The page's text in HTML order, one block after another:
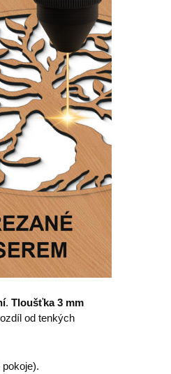
. Tloušťka 3 mm
od tenkých